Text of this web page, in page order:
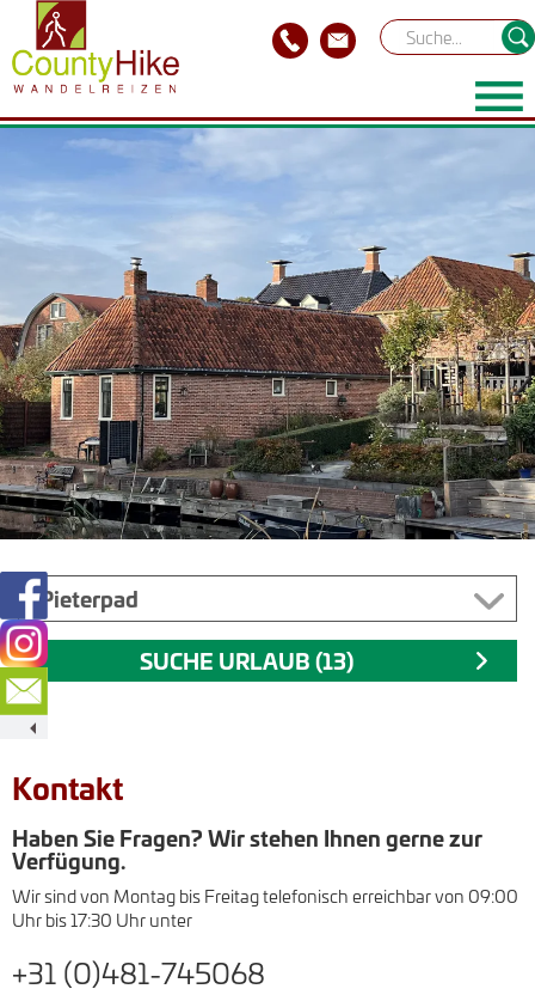
Kontakt
Haben Sie Fragen? Wir stehen Ihnen gerne zur
Verfügung.
Wir sind von Montag bis Freitag telefonisch erreichbar von 09:00
Uhr bis 17:30 Uhr unter
+31 (0)481-745068